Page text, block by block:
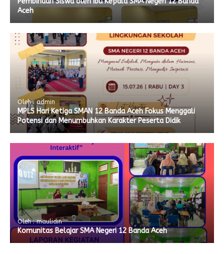
Aceh
Oleh : admin
MPLS Hari Ketiga SMAN 12 Banda Aceh Fokus Menggali
Potensi dan Menumbuhkan Karakter Peserta Didik
Oleh : maulidin
Komunitas Belajar SMA Negeri 12 Banda Aceh